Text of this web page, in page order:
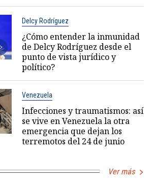
Delcy Rodríguez
¿Cómo entender la inmunidad
de Delcy Rodríguez desde el
punto de vista jurídico y
político?
Venezuela
Infecciones y traumatismos: así
se vive en Venezuela la otra
emergencia que dejan los
terremotos del 24 de junio
Ver más